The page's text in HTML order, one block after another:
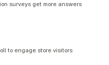
surveys get more answers
to engage store visitors